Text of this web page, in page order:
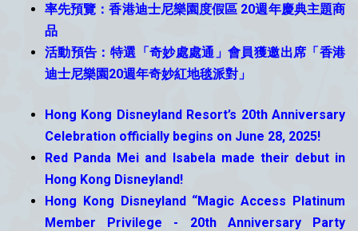
率先預覽：香港迪士尼樂園度假區 20週年慶典主題商
品
活動預告：特選「奇妙處處通」會員獲邀出席「香港
迪士尼樂園20週年奇妙紅地毯派對」
Hong Kong Disneyland Resort’s 20th Anniversary
Celebration officially begins on June 28, 2025!
Red Panda Mei and Isabela made their debut in
Hong Kong Disneyland!
Hong Kong Disneyland “Magic Access Platinum
Member Privilege - 20th Anniversary Party